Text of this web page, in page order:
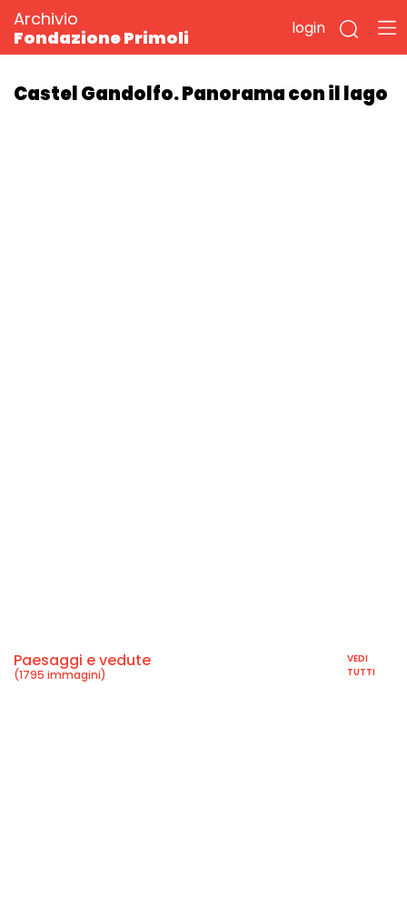
Archivio
Fondazione Primoli
login
Castel Gandolfo. Panorama con il lago
Paesaggi e vedute
(1795 immagini)
VEDI
TUTTI